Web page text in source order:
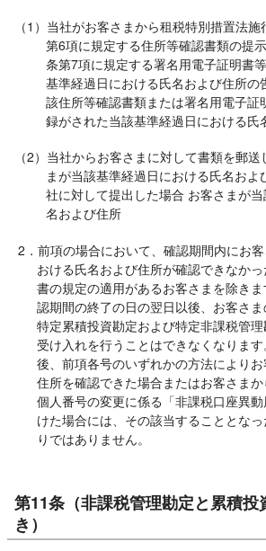
（1）当社がお客さまから租税特別措置法
第6項に規定する住所等確認書類の提
条第7項に規定する署名用電子証明書
基準経過日における氏名および住所の
該住所等確認書類または署名用電子証
録がされた当該基準経過日における氏
（2）当社からお客さまに対して書類を郵
まが当該基準経過日における氏名およ
社に対して提出した場合 お客さまが
名および住所
2．前項の場合において、確認期間内にお
おける氏名および住所が確認できなか
書の規定の適用があるお客さまを除き
認期間の終了の日の翌日以後、お客さ
特定累積投資勘定および特定非課税管
受け入れを行うことはできなくなりま
後、前項各号のいずれかの方法により
住所を確認できた場合またはお客さま
個人番号の変更に係る「非課税口座異
けた場合には、その該当することとな
りではありません。
第11条（非課税管理勘定と累積投
き）